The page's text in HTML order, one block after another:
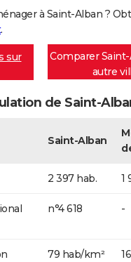
à Saint-Alban ?
.
sur
Comparer
autre
de Saint-
Saint-Alban
2 397 hab. 1
n°4 618 -
79 hab/km²